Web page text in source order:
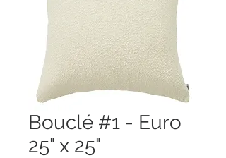
Bouclé #1 - Euro
25" x 25"